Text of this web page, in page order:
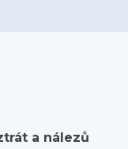
a nálezů